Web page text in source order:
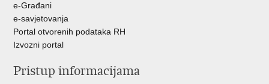
e-Građani
e-savjetovanja
Portal otvorenih podataka RH
Izvozni portal
Pristup informacijama